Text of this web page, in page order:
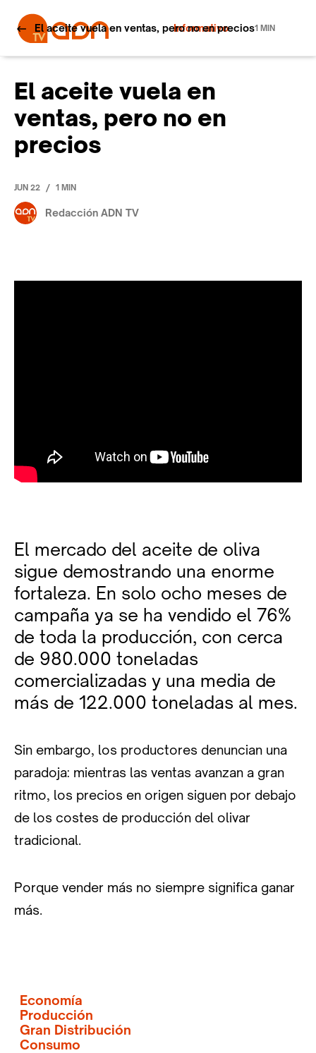
Informativo
El aceite vuela en ventas, pero no en precios1 MIN
El aceite vuela en
ventas, pero no en
precios
JUN 22 / 1 MIN
Redacción ADN TV
El mercado del aceite de oliva
sigue demostrando una enorme
fortaleza. En solo ocho meses de
campaña ya se ha vendido el 76%
de toda la producción, con cerca
de 980.000 toneladas
comercializadas y una media de
más de 122.000 toneladas al mes.
Sin embargo, los productores denuncian una
paradoja: mientras las ventas avanzan a gran
ritmo, los precios en origen siguen por debajo
de los costes de producción del olivar
tradicional.
Porque vender más no siempre significa ganar
más.
Economía
Producción
Gran Distribución
Consumo